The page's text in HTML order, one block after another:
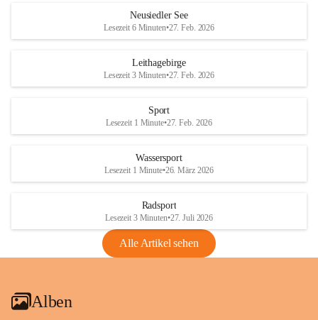
S
und den daraus folgenden wirtschaftlichen
Maßnahmen zur Bekämpfung
Rebe und der Amerikanischen
Anhang VBl. EU Nr. 18
1 Seite•1,4 MB
VBl. EU Nr. 18_2026
r
S
Neusiedler See
Lesezeit 6 Minuten•27. Feb. 2026
Leithagebirge
Lesezeit 3 Minuten•27. Feb. 2026
Sport
Lesezeit 1 Minute•27. Feb. 2026
Wassersport
Lesezeit 1 Minute•26. März 2026
Radsport
Lesezeit 3 Minuten•27. Juli 2026
Alle Artikel sehen
Alben